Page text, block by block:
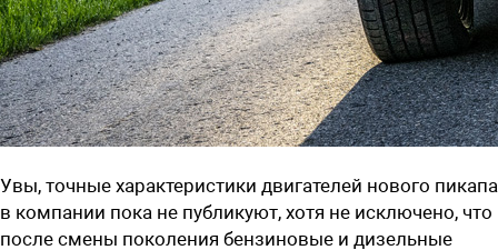
Увы, точные характеристики двигателей нового пикапа
в компании пока не публикуют, хотя не исключено, что
после смены поколения бензиновые и дизельные